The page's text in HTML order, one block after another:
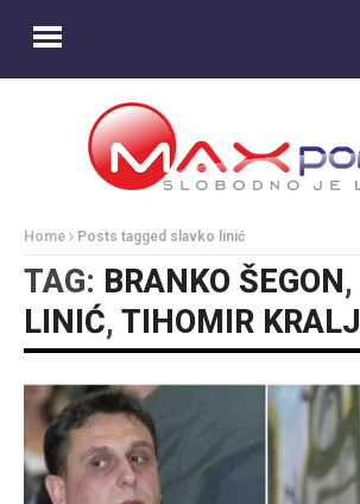
Home Posts tagged slavko linić
TAG: BRANKO ŠEGON ,
LINIĆ, TIHOMIR KRALJ